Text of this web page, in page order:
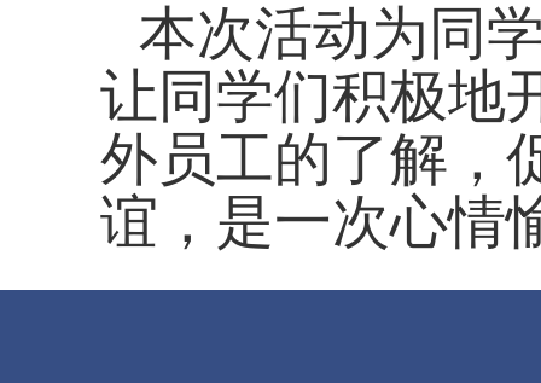
本次活动为同
让同学们积极地
外员工的了解，
谊，是一次心情